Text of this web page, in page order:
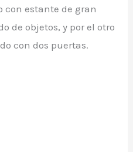
con estante de gran
de objetos, y por el otro
con dos puertas.